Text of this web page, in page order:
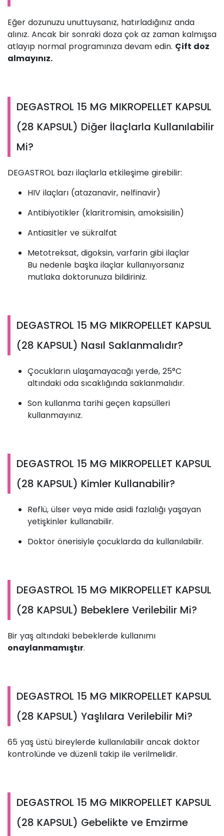
Eğer dozunuzu unuttuysanız, hatırladığınız anda
alınız. Ancak bir sonraki doza çok az zaman kalmışsa
atlayıp normal programınıza devam edin. Çift doz
almayınız.
DEGASTROL 15 MG MIKROPELLET KAPSUL
(28 KAPSUL) Diğer İlaçlarla Kullanılabilir
Mi?
DEGASTROL bazı ilaçlarla etkileşime girebilir:
HIV ilaçları (atazanavir, nelfinavir)
Antibiyotikler (klaritromisin, amoksisilin)
Antiasitler ve sükralfat
Metotreksat, digoksin, varfarin gibi ilaçlar
Bu nedenle başka ilaçlar kullanıyorsanız
mutlaka doktorunuza bildiriniz.
DEGASTROL 15 MG MIKROPELLET KAPSUL
(28 KAPSUL) Nasıl Saklanmalıdır?
Çocukların ulaşamayacağı yerde, 25°C
altındaki oda sıcaklığında saklanmalıdır.
Son kullanma tarihi geçen kapsülleri
kullanmayınız.
DEGASTROL 15 MG MIKROPELLET KAPSUL
(28 KAPSUL) Kimler Kullanabilir?
Reflü, ülser veya mide asidi fazlalığı yaşayan
yetişkinler kullanabilir.
Doktor önerisiyle çocuklarda da kullanılabilir.
DEGASTROL 15 MG MIKROPELLET KAPSUL
(28 KAPSUL) Bebeklere Verilebilir Mi?
Bir yaş altındaki bebeklerde kullanımı
onaylanmamıştır.
DEGASTROL 15 MG MIKROPELLET KAPSUL
(28 KAPSUL) Yaşlılara Verilebilir Mi?
65 yaş üstü bireylerde kullanılabilir ancak doktor
kontrolünde ve düzenli takip ile verilmelidir.
DEGASTROL 15 MG MIKROPELLET KAPSUL
(28 KAPSUL) Gebelikte ve Emzirme